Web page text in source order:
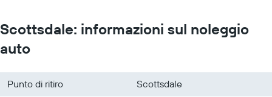
Scottsdale: informazioni sul noleggio
auto
Punto di ritiro
Scottsdale